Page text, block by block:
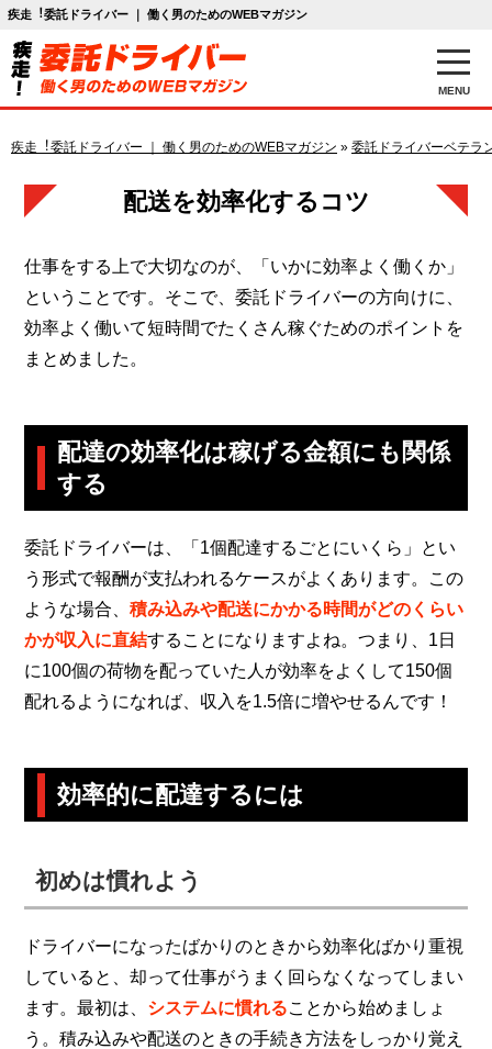
疾走︕委託ドライバー ｜ 働く男のためのWEBマガジン
MENU
疾走︕委託ドライバー ｜ 働く男のためのWEBマガジン » 委託ドライバーベテラ
配送を効率化するコツ
仕事をする上で大切なのが、「いかに効率よく働くか」
ということです。そこで、委託ドライバーの方向けに、
効率よく働いて短時間でたくさん稼ぐためのポイントを
まとめました。
配達の効率化は稼げる金額にも関係
する
委託ドライバーは、「1個配達するごとにいくら」とい
う形式で報酬が支払われるケースがよくあります。この
ような場合、積み込みや配送にかかる時間がどのくらい
かが収入に直結することになりますよね。つまり、1日
に100個の荷物を配っていた人が効率をよくして150個
配れるようになれば、収入を1.5倍に増やせるんです！
効率的に配達するには
初めは慣れよう
ドライバーになったばかりのときから効率化ばかり重視
していると、却って仕事がうまく回らなくなってしまい
ます。最初は、 システムに慣れることから始めましょ
う。積み込みや配送のときの手続き方法をしっかり覚え